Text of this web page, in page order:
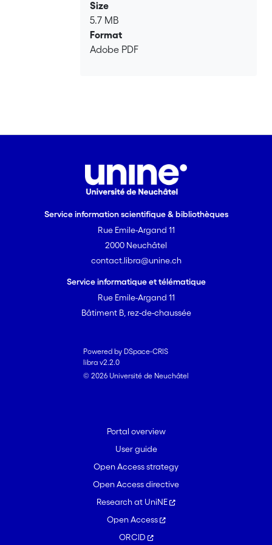
Size
5.7 MB
Format
Adobe PDF
Service information scientifique & bibliothèques
Rue Emile-Argand 11
2000 Neuchâtel
contact.libra@unine.ch
Service informatique et télématique
Rue Emile-Argand 11
Bâtiment B, rez-de-chaussée
Powered by DSpace-CRIS
libra v2.2.0
© 2026 Université de Neuchâtel
Portal overview
User guide
Open Access strategy
Open Access directive
Research at UniNE
Open Access
ORCID